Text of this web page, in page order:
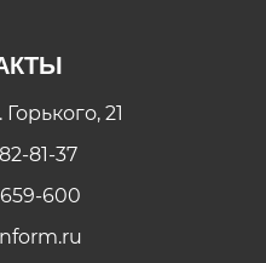
21
81-37
600